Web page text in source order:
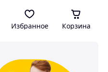
Избранное Корзина